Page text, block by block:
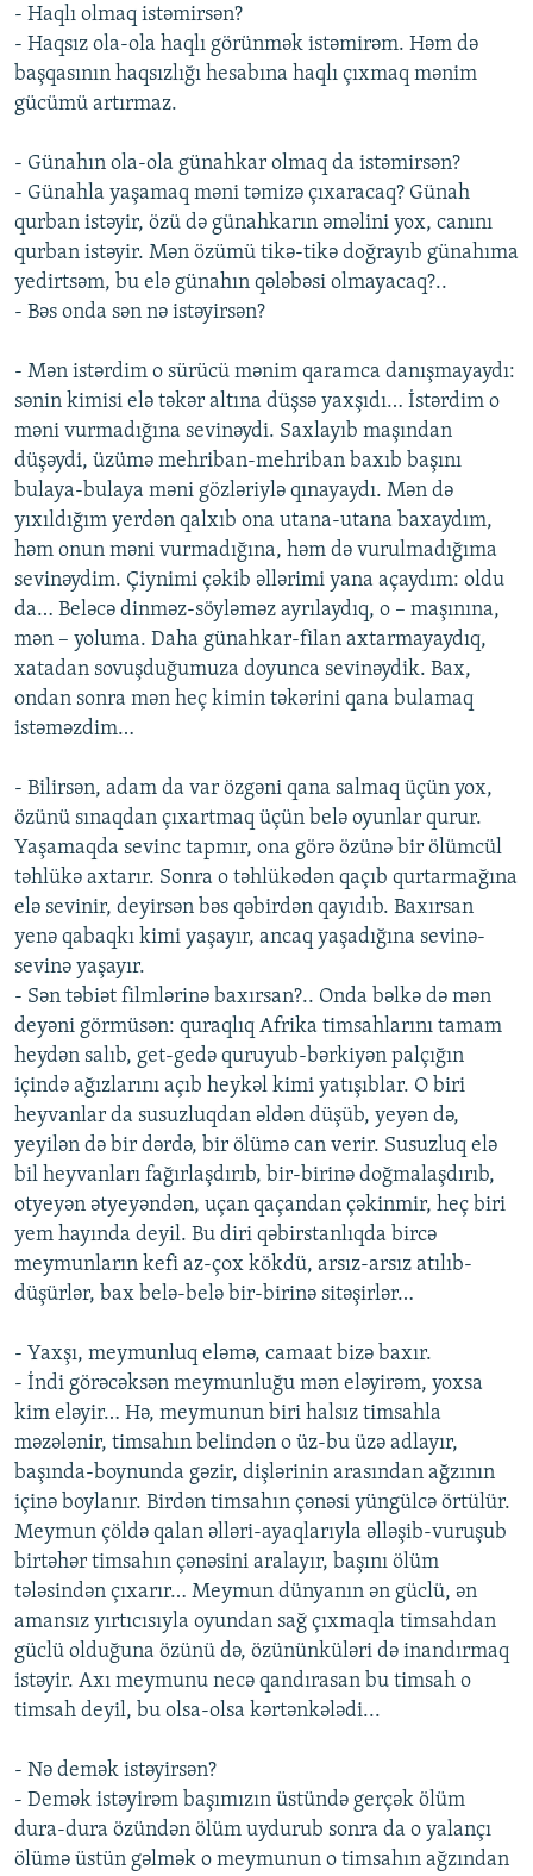
- Haqlı olmaq istəmirsən?
- Haqsız ola-ola haqlı görünmək istəmirəm. Həm də
başqasının haqsızlığı hesabına haqlı çıxmaq mənim
gücümü artırmaz.
- Günahın ola-ola günahkar olmaq da istəmirsən?
- Günahla yaşamaq məni təmizə çıxaracaq? Günah
qurban istəyir, özü də günahkarın əməlini yox, canını
qurban istəyir. Mən özümü tikə-tikə doğrayıb günahıma
yedirtsəm, bu elə günahın qələbəsi olmayacaq?..
- Bəs onda sən nə istəyirsən?
- Mən istərdim o sürücü mənim qaramca danışmayaydı:
sənin kimisi elə təkər altına düşsə yaxşıdı… İstərdim o
məni vurmadığına sevinəydi. Saxlayıb maşından
düşəydi, üzümə mehriban-mehriban baxıb başını
bulaya-bulaya məni gözləriylə qınayaydı. Mən də
yıxıldığım yerdən qalxıb ona utana-utana baxaydım,
həm onun məni vurmadığına, həm də vurulmadığıma
sevinəydim. Çiynimi çəkib əllərimi yana açaydım: oldu
da… Beləcə dinməz-söyləməz ayrılaydıq, o – maşınına,
mən – yoluma. Daha günahkar-filan axtarmayaydıq,
xatadan sovuşduğumuza doyunca sevinəydik. Bax,
ondan sonra mən heç kimin təkərini qana bulamaq
istəməzdim…
- Bilirsən, adam da var özgəni qana salmaq üçün yox,
özünü sınaqdan çıxartmaq üçün belə oyunlar qurur.
Yaşamaqda sevinc tapmır, ona görə özünə bir ölümcül
təhlükə axtarır. Sonra o təhlükədən qaçıb qurtarmağına
elə sevinir, deyirsən bəs qəbirdən qayıdıb. Baxırsan
yenə qabaqkı kimi yaşayır, ancaq yaşadığına sevinə-
sevinə yaşayır.
- Sən təbiət filmlərinə baxırsan?.. Onda bəlkə də mən
deyəni görmüsən: quraqlıq Afrika timsahlarını tamam
heydən salıb, get-gedə quruyub-bərkiyən palçığın
içində ağızlarını açıb heykəl kimi yatışıblar. O biri
heyvanlar da susuzluqdan əldən düşüb, yeyən də,
yeyilən də bir dərdə, bir ölümə can verir. Susuzluq elə
bil heyvanları fağırlaşdırıb, bir-birinə doğmalaşdırıb,
otyeyən ətyeyəndən, uçan qaçandan çəkinmir, heç biri
yem hayında deyil. Bu diri qəbirstanlıqda bircə
meymunların kefi az-çox kökdü, arsız-arsız atılıb-
düşürlər, bax belə-belə bir-birinə sitəşirlər…
- Yaxşı, meymunluq eləmə, camaat bizə baxır.
- İndi görəcəksən meymunluğu mən eləyirəm, yoxsa
kim eləyir… Hə, meymunun biri halsız timsahla
məzələnir, timsahın belindən o üz-bu üzə adlayır,
başında-boynunda gəzir, dişlərinin arasından ağzının
içinə boylanır. Birdən timsahın çənəsi yüngülcə örtülür.
Meymun çöldə qalan əlləri-ayaqlarıyla əlləşib-vuruşub
birtəhər timsahın çənəsini aralayır, başını ölüm
tələsindən çıxarır… Meymun dünyanın ən güclü, ən
amansız yırtıcısıyla oyundan sağ çıxmaqla timsahdan
güclü olduğuna özünü də, özününküləri də inandırmaq
istəyir. Axı meymunu necə qandırasan bu timsah o
timsah deyil, bu olsa-olsa kərtənkələdi...
- Nə demək istəyirsən?
- Demək istəyirəm başımızın üstündə gerçək ölüm
dura-dura özündən ölüm uydurub sonra da o yalançı
ölümə üstün gəlmək o meymunun o timsahın ağzından